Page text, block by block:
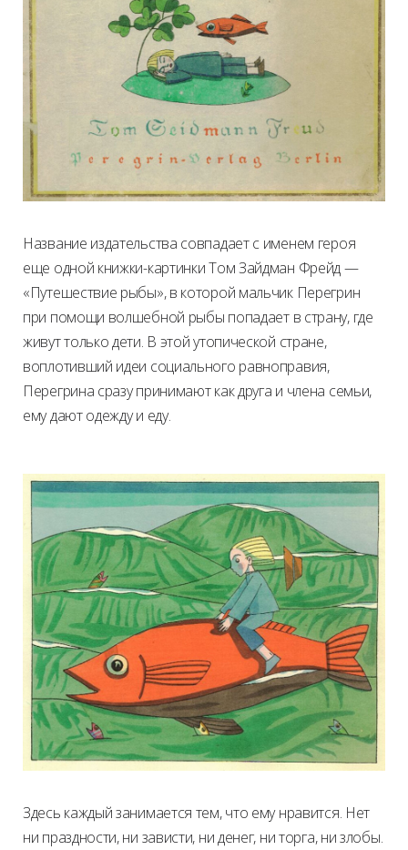
Название издательства совпадает с именем героя
еще одной книжки-картинки Том Зайдман Фрейд —
«Путешествие рыбы», в которой мальчик Перегрин
при помощи волшебной рыбы попадает в страну, где
живут только дети. В этой утопической стране,
воплотивший идеи социального равноправия,
Перегрина сразу принимают как друга и члена семьи,
ему дают одежду и еду.
Здесь каждый занимается тем, что ему нравится. Нет
ни праздности, ни зависти, ни денег, ни торга, ни злобы.